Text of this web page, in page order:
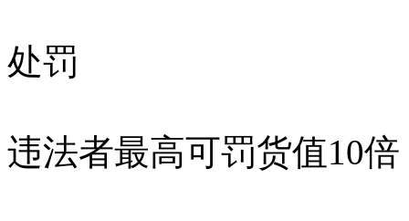
处罚
违法者最高可罚货值10倍